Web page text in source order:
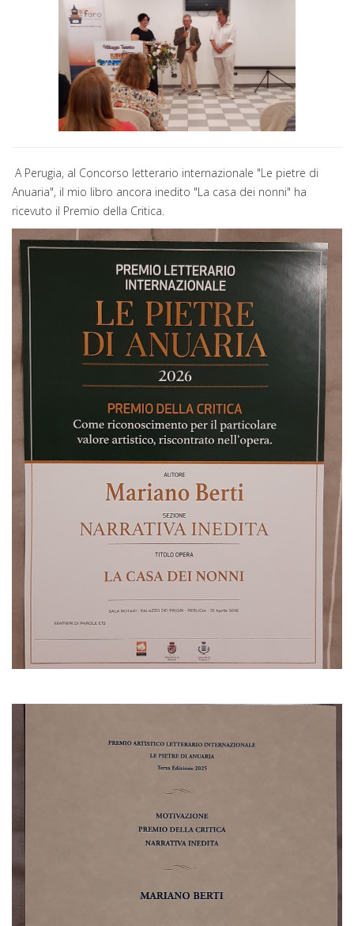
A Perugia, al Concorso letterario internazionale "Le pietre di
Anuaria", il mio libro ancora inedito "La casa dei nonni" ha
ricevuto il Premio della Critica.